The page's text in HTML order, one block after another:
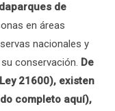
de
en áreas
nacionales y
conservación. De
21600), existen
completo aquí),